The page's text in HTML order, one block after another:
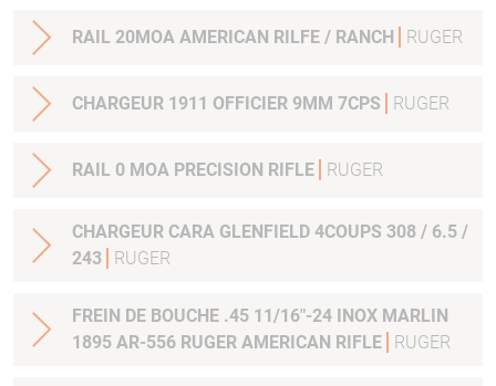
RAIL 20MOA AMERICAN RILFE / RANCH RUGER
CHARGEUR 1911 OFFICIER 9MM 7CPS RUGER
RAIL 0 MOA PRECISION RIFLE RUGER
CHARGEUR CARA GLENFIELD 4COUPS 308 / 6.5 /
243
RUGER
FREIN DE BOUCHE .45 11/16"-24 INOX MARLIN
1895 AR-556 RUGER AMERICAN RIFLE
RUGER